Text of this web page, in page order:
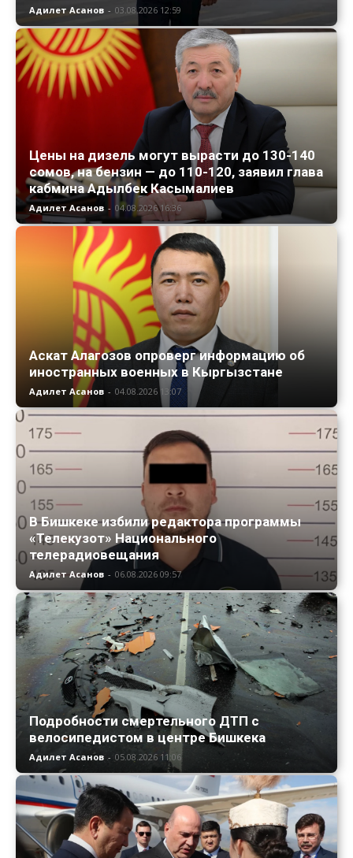
Адилет Асанов - 03.08.2026 12:59
Цены на дизель могут вырасти до 130-140
сомов, на бензин — до 110-120, заявил глава
кабмина Адылбек Касымалиев
Адилет Асанов - 04.08.2026 16:36
Аскат Алагозов опроверг информацию об
иностранных военных в Кыргызстане
Адилет Асанов - 04.08.2026 13:07
В Бишкеке избили редактора программы
«Телекузот» Национального
телерадиовещания
Адилет Асанов - 06.08.2026 09:57
Подробности смертельного ДТП с
велосипедистом в центре Бишкека
Адилет Асанов - 05.08.2026 11:06